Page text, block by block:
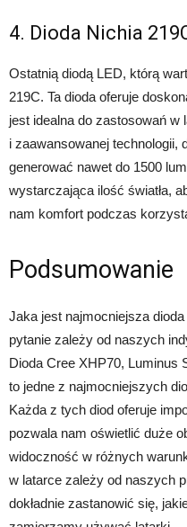
4. Dioda Nichia
Ostatnią diodą LED, którą
219C. Ta dioda oferuje
jest idealna do zastosowań
i zaawansowanej technologii,
generować nawet do 1500
wystarczająca ilość światła,
nam komfort podczas
Podsumowanie
Jaka jest najmocniejsza
pytanie zależy od naszych
Dioda Cree XHP70, Luminus
to jedne z najmocniejszych
Każda z tych diod oferuje
pozwala nam oświetlić duże
widoczność w różnych
w latarce zależy od naszych
dokładnie zastanowić się,